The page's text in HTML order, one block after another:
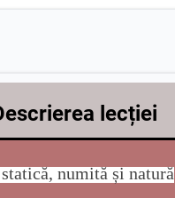
lecției
numită și natură